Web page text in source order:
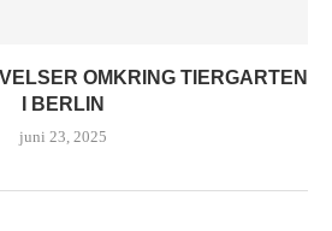
OMKRING TIERGARTEN
I BERLIN
juni 23, 2025